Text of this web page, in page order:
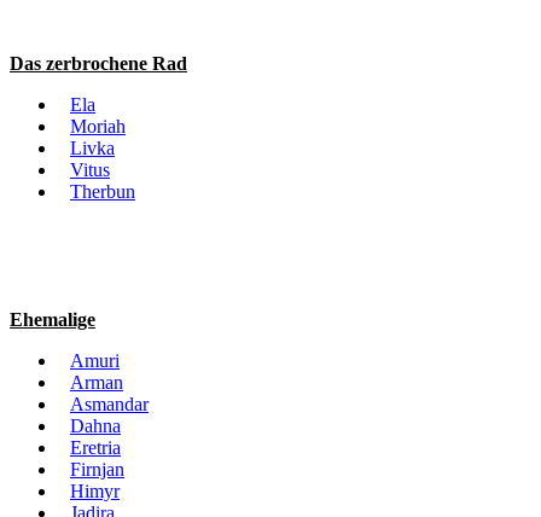
Das zerbrochene Rad
Ela
Moriah
Livka
Vitus
Therbun
Ehemalige
Amuri
Arman
Asmandar
Dahna
Eretria
Firnjan
Himyr
Jadira